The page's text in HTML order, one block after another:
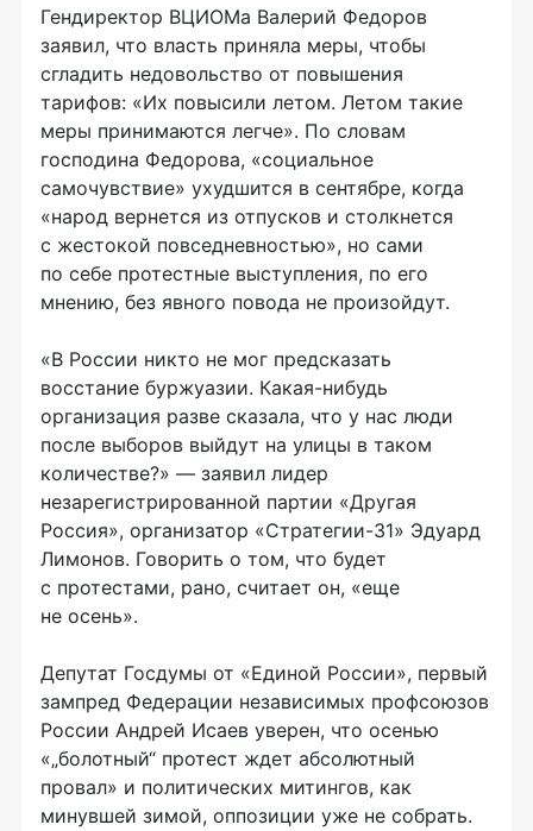
Гендиректор ВЦИОМа Валерий Федоров
заявил, что власть приняла меры, чтобы
сгладить недовольство от повышения
тарифов: «Их повысили летом. Летом такие
меры принимаются легче». По словам
господина Федорова, «социальное
самочувствие» ухудшится в сентябре, когда
«народ вернется из отпусков и столкнется
с жестокой повседневностью», но сами
по себе протестные выступления, по его
мнению, без явного повода не произойдут.
«В России никто не мог предсказать
восстание буржуазии. Какая-нибудь
организация разве сказала, что у нас люди
после выборов выйдут на улицы в таком
количестве?» — заявил лидер
незарегистрированной партии «Другая
Россия», организатор «Стратегии-31» Эдуард
Лимонов. Говорить о том, что будет
с протестами, рано, считает он, «еще
не осень».
Депутат Госдумы от «Единой России», первый
зампред Федерации независимых профсоюзов
России Андрей Исаев уверен, что осенью
«„болотный“ протест ждет абсолютный
провал» и политических митингов, как
минувшей зимой, оппозиции уже не собрать.